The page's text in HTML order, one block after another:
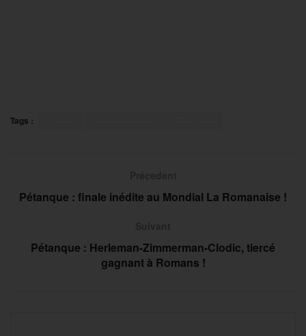
Tags :
Pétanque : finale inédite au Mondial La Romanaise !
Pétanque : Herleman-Zimmerman-Clodic, tiercé
gagnant à Romans !